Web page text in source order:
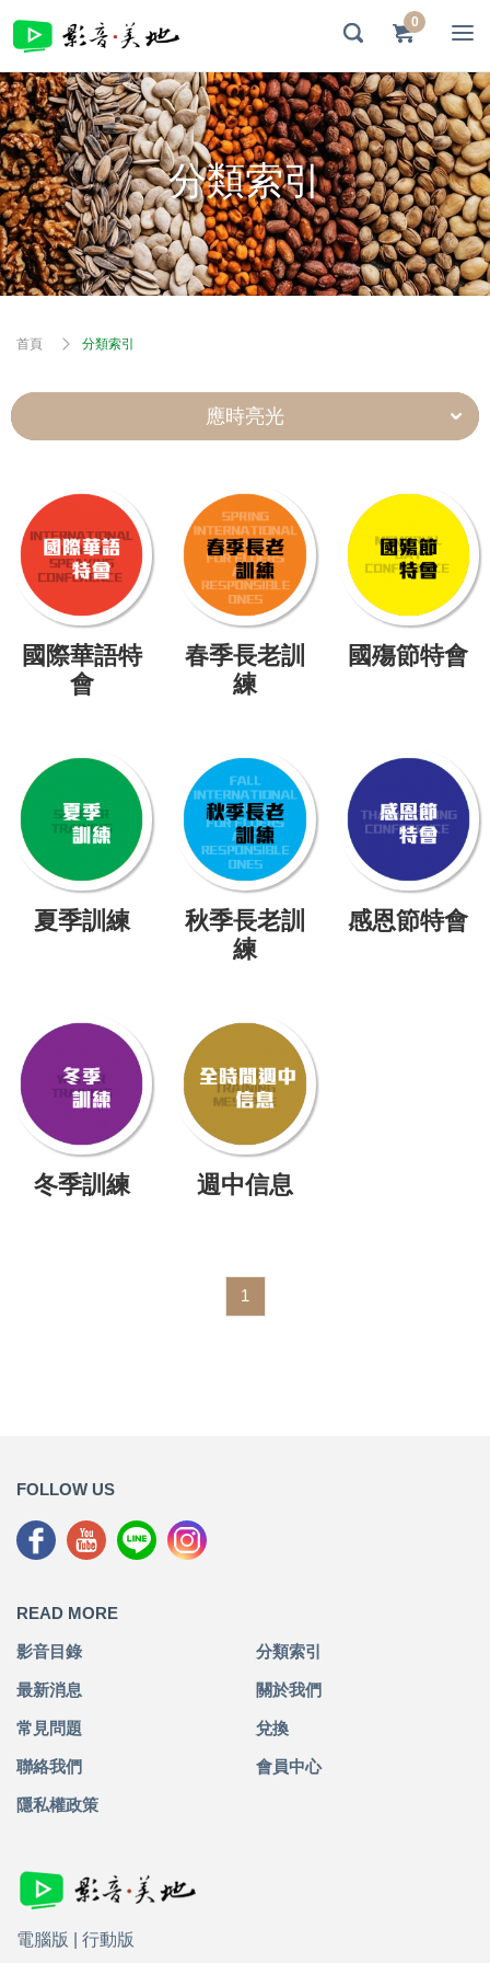
0
分類索引
首頁 分類索引
應時亮光
國際華語特
會
春季長老訓
練
國殤節特會
夏季訓練
秋季長老訓
練
感恩節特會
冬季訓練 週中信息
1
FOLLOW US
READ MORE
影音目錄 分類索引
最新消息 關於我們
常見問題 兌換
聯絡我們 會員中心
隱私權政策
電腦版 行動版